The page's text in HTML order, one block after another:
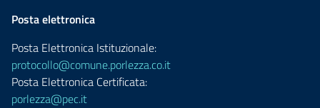
Posta elettronica
Posta Elettronica Istituzionale:
protocollo@comune.porlezza.co.it
Posta Elettronica Certificata:
porlezza@pec.it